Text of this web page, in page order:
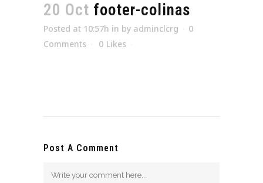
20 Oct footer-colinas
Posted at 10:57h in by adminclcrg
0
Comments
0 Likes
Post A Comment